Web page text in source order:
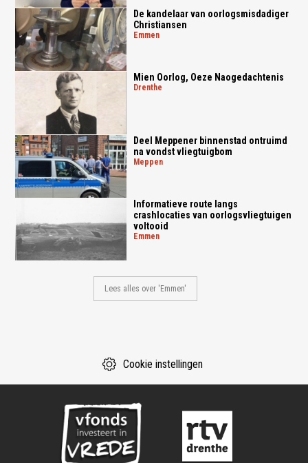
De kandelaar van oorlogsmisdadiger
Christiansen
emmen
Mien Oorlog, Oeze Naogedachtenis
drenthe
Deel Meppener binnenstad ontruimd
na vondst vliegtuigbom
meppen
Informatieve route langs
crashlocaties van oorlogsvliegtuigen
voltooid
emmen
Lees alles over 'Emmen'
Cookie instellingen